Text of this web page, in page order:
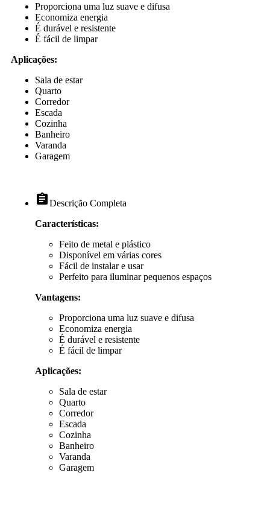
Proporciona uma luz suave e difusa
Economiza energia
É durável e resistente
É fácil de limpar
Aplicações:
Sala de estar
Quarto
Corredor
Escada
Cozinha
Banheiro
Varanda
Garagem
assignmentDescrição Completa
Características:
Feito de metal e plástico
Disponível em várias cores
Fácil de instalar e usar
Perfeito para iluminar pequenos espaços
Vantagens:
Proporciona uma luz suave e difusa
Economiza energia
É durável e resistente
É fácil de limpar
Aplicações:
Sala de estar
Quarto
Corredor
Escada
Cozinha
Banheiro
Varanda
Garagem